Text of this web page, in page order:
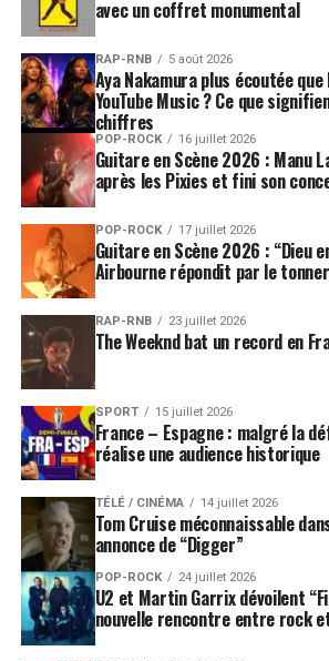
avec un coffret monumental
RAP-RNB 5 août 2026
Aya Nakamura plus écoutée
YouTube Music ? Ce que
chiffres
POP-ROCK 16 juillet 2026
Guitare en Scène 2026 : Manu
après les Pixies et fini son
POP-ROCK 17 juillet 2026
Guitare en Scène 2026 : “Dieu
Airbourne répondit par le
RAP-RNB 23 juillet 2026
The Weeknd bat un record en
SPORT 15 juillet 2026
France – Espagne : malgré la
réalise une audience historique
TÉLÉ / CINÉMA 14 juillet 2026
Tom Cruise méconnaissable
annonce de “Digger”
POP-ROCK 24 juillet 2026
U2 et Martin Garrix dévoilent
nouvelle rencontre entre rock